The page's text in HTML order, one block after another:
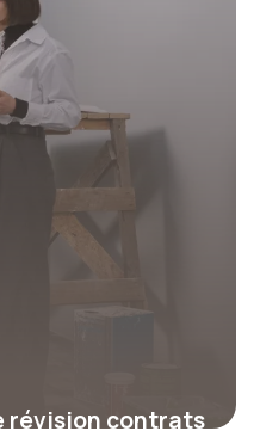
révision contrats